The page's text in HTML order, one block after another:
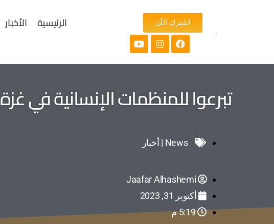
الرئيسية الأخبار اشترك الآن
تبرعوا للمنظمات الإنسانية في غزة
News | أخبار
Jaafar Alhashemi
أكتوبر 31, 2023
5:19 م